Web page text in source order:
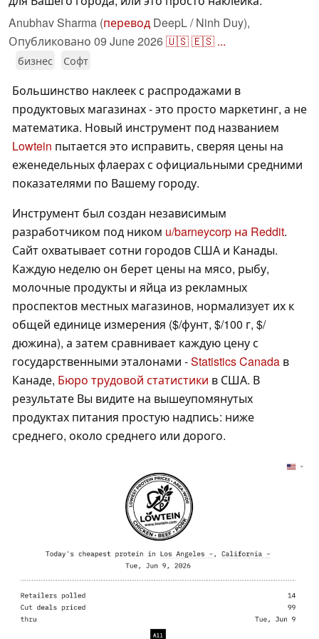
Anubhav Sharma (перевод DeepL / Ninh Duy),
Опубликовано 09 June 2026🇺🇸🇪🇸 ...
бизнес Софт
Большинство наклеек с распродажами в
продуктовых магазинах - это просто маркетинг, а не
математика. Новый инструмент под названием
Lowtein пытается это исправить, сверяя цены на
еженедельных флаерах с официальными средними
показателями по Вашему городу.
Инструмент был создан независимым
разработчиком под ником u/barneycorp на Reddit.
Сайт охватывает сотни городов США и Канады.
Каждую неделю он берет цены на мясо, рыбу,
молочные продукты и яйца из рекламных
проспектов местных магазинов, нормализует их к
общей единице измерения ($/фунт, $/100 г, $/
дюжина), а затем сравнивает каждую цену с
государственными эталонами -Statistics Canada в
Канаде, Бюро трудовой статистики в США. В
результате Вы видите на вышеупомянутых
продуктах питания простую надпись: ниже
среднего, около среднего или дорого.